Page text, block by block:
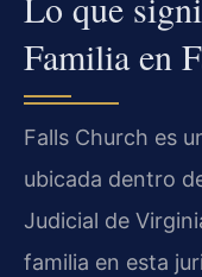
Familia en
Falls Church es
ubicada dentro
Judicial de
familia en esta